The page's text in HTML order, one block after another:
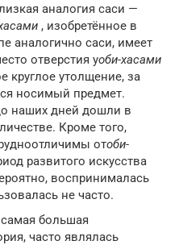
аналогия саси —
, изобретённое в
аналогично саси, имеет
отверстия уоби-хасами
круглое утолщение, за
носимый предмет.
наших дней дошли в
Кроме того,
отоби-
развитого искусства
воспринималась
не часто.
большая
часто являлась